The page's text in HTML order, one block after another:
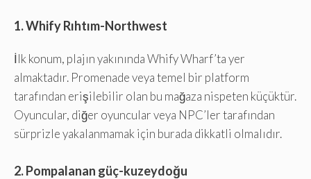
1. Whify Rıhtım-Northwest
İlk konum, plajın yakınında Whify Wharf’ta yer
almaktadır. Promenade veya temel bir platform
tarafından erişilebilir olan bu mağaza nispeten küçüktür.
Oyuncular, diğer oyuncular veya NPC’ler tarafından
sürprizle yakalanmamak için burada dikkatli olmalıdır.
2. Pompalanan güç-kuzeydoğu